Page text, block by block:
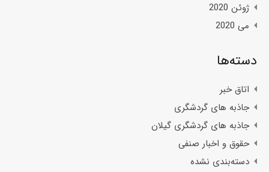
ژوئن 2020
می 2020
دسته‌ها
اتاق خبر
جاذبه های گردشگری
جاذبه های گردشگری گیلان
حقوق و اخبار صنفی
دسته‌بندی نشده